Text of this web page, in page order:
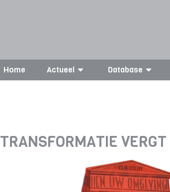
Home Actueel Database
TRANSFORMATIE